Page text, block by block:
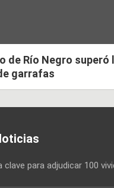
de Río Negro superó
garrafas
clave para adjudicar 100